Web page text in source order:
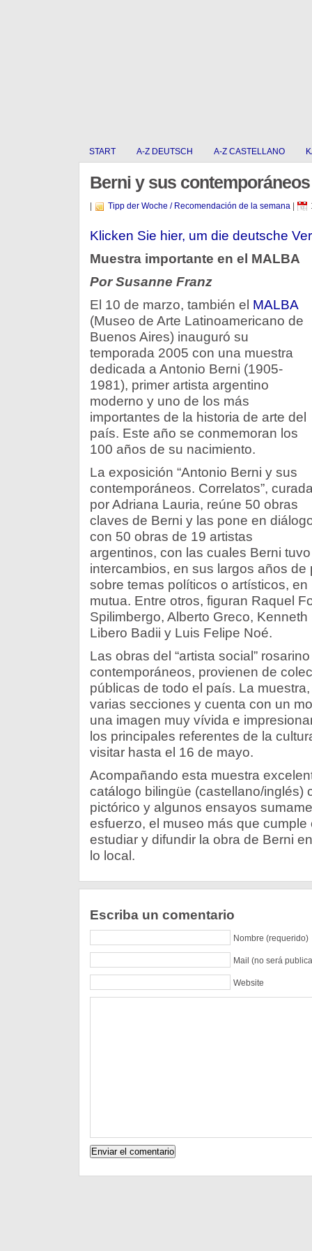
START A-Z DEUTSCH A-Z CASTELLANO
Berni y sus contemporáneos
Tipp der Woche / Recomendación de la semana|
Klicken Sie hier, um die deutsche
Muestra importante en el MALBA
Por Susanne Franz
El 10 de marzo, también el MALBA
(Museo de Arte Latinoamericano de
Buenos Aires) inauguró su
temporada 2005 con una muestra
dedicada a Antonio Berni (1905-
1981), primer artista argentino
moderno y uno de los más
importantes de la historia de arte del
país. Este año se conmemoran los
100 años de su nacimiento.
La exposición “Antonio Berni y sus
contemporáneos. Correlatos”,
por Adriana Lauria, reúne 50 obras
claves de Berni y las pone en
con 50 obras de 19 artistas
argentinos, con las cuales Berni tuvo
intercambios, en sus largos años
sobre temas políticos o artísticos,
mutua. Entre otros, figuran Raquel
Spilimbergo, Alberto Greco,
Libero Badii y Luis Felipe Noé.
Las obras del “artista social”
contemporáneos, provienen de
públicas de todo el país. La
varias secciones y cuenta con un
una imagen muy vívida e
los principales referentes de la
visitar hasta el 16 de mayo.
Acompañando esta muestra
catálogo bilingüe (castellano/inglés)
pictórico y algunos ensayos
esfuerzo, el museo más que
estudiar y difundir la obra de Berni
lo local.
Escriba un comentario
Nombre (requerido)
Mail (no será
Website